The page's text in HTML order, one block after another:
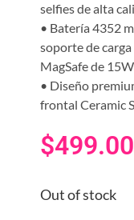
selfies de alta
• Batería 4352
soporte de
MagSafe de 15W
• Diseño
frontal Ceramic
$499.00
Out of stock